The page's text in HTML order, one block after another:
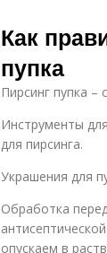
Как
пупка
Пирсинг пупка
Инструменты
для пирсинга.
Украшения для
Обработка
опускаем в